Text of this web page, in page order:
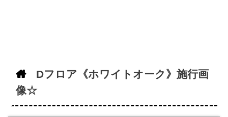
Dフロア《ホワイトオーク》施行画
像☆